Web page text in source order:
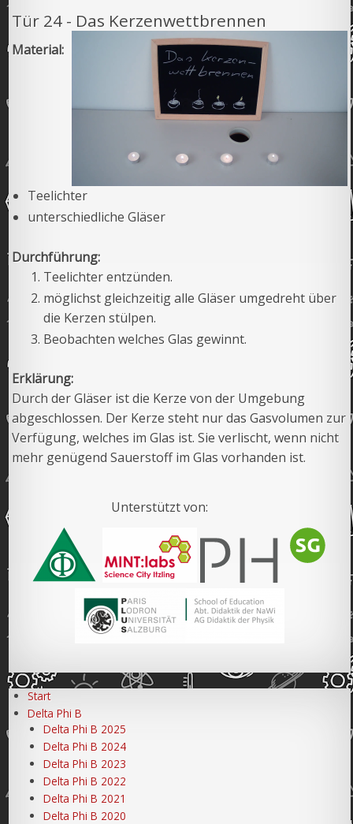
Tür 24 - Das Kerzenwettbrennen
Material:
Teelichter
unterschiedliche Gläser
Durchführung:
Teelichter entzünden.
möglichst gleichzeitig alle Gläser umgedreht über
die Kerzen stülpen.
Beobachten welches Glas gewinnt.
Erklärung:
Durch der Gläser ist die Kerze von der Umgebung
abgeschlossen. Der Kerze steht nur das Gasvolumen zur
Verfügung, welches im Glas ist. Sie verlischt, wenn nicht
mehr genügend Sauerstoff im Glas vorhanden ist.
Unterstützt von:
Start
Delta Phi B
Delta Phi B 2025
Delta Phi B 2024
Delta Phi B 2023
Delta Phi B 2022
Delta Phi B 2021
Delta Phi B 2020